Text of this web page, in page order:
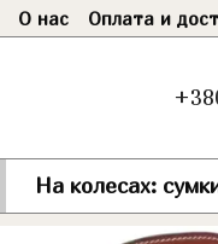
О нас Оплата и
На колесах: